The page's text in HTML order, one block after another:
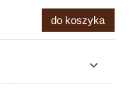
do koszyka